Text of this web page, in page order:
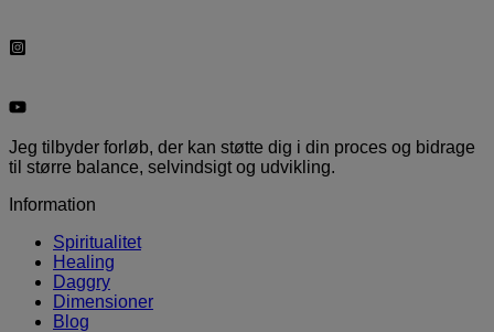
Jeg tilbyder forløb, der kan støtte dig i din proces og bidrage
til større balance, selvindsigt og udvikling.
Information
Spiritualitet
Healing
Daggry
Dimensioner
Blog